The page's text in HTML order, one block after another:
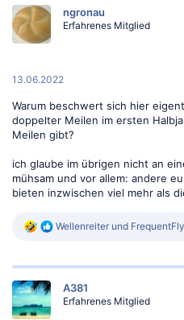
o
n
:
ngronau
Erfahrenes Mitglied
13.06.2022
Warum beschwert sich hier
doppelter Meilen im ersten
Meilen gibt?
ich glaube im übrigen nicht an
mühsam und vor allem: andere
bieten inzwischen viel mehr als
R
k
Wellenreiter und
A381
Erfahrenes Mitglied